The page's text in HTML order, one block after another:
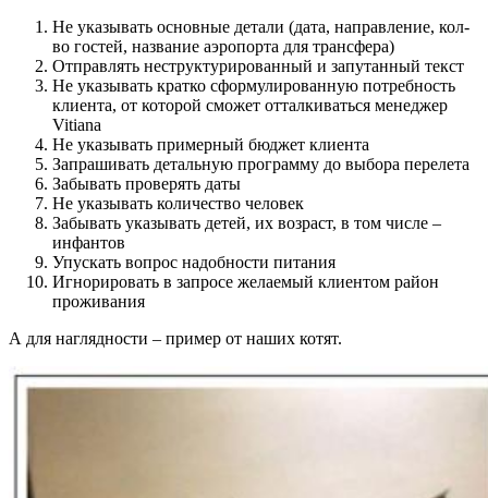
Не указывать основные детали (дата, направление, кол-
во гостей, название аэропорта для трансфера)
Отправлять неструктурированный и запутанный текст
Не указывать кратко сформулированную потребность
клиента, от которой сможет отталкиваться менеджер
Vitiana
Не указывать примерный бюджет клиента
Запрашивать детальную программу до выбора перелета
Забывать проверять даты
Не указывать количество человек
Забывать указывать детей, их возраст, в том числе –
инфантов
Упускать вопрос надобности питания
Игнорировать в запросе желаемый клиентом район
проживания
А для наглядности – пример от наших котят.